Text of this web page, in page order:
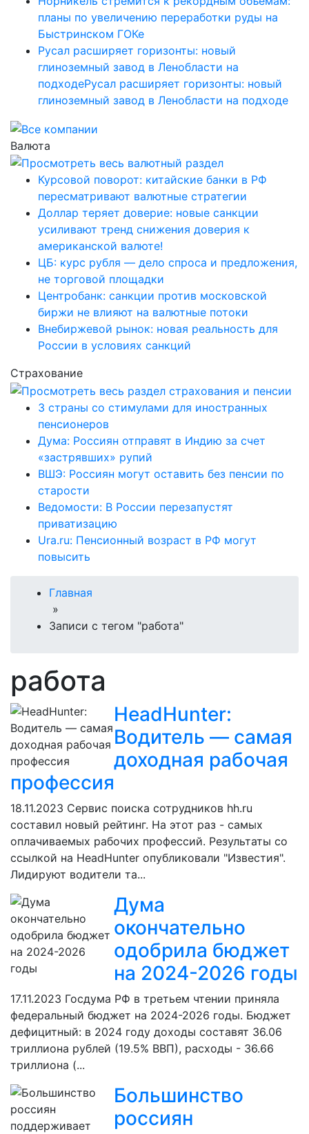
планы по увеличению переработки руды на
Быстринском ГОКе
Русал расширяет горизонты: новый
глиноземный завод в Ленобласти на
подходеРусал расширяет горизонты: новый
глиноземный завод в Ленобласти на подходе
Валюта
Курсовой поворот: китайские банки в РФ
пересматривают валютные стратегии
Доллар теряет доверие: новые санкции
усиливают тренд снижения доверия к
американской валюте!
ЦБ: курс рубля — дело спроса и предложения,
не торговой площадки
Центробанк: санкции против московской
биржи не влияют на валютные потоки
Внебиржевой рынок: новая реальность для
России в условиях санкций
Страхование
3 страны со стимулами для иностранных
пенсионеров
Дума: Россиян отправят в Индию за счет
«застрявших» рупий
ВШЭ: Россиян могут оставить без пенсии по
старости
Ведомости: В России перезапустят
приватизацию
Ura.ru: Пенсионный возраст в РФ могут
повысить
Главная
»
Записи с тегом "работа"
работа
HeadHunter:
Водитель — самая
доходная рабочая
профессия
18.11.2023 Сервис поиска сотрудников hh.ru
составил новый рейтинг. На этот раз - самых
оплачиваемых рабочих профессий. Результаты со
ссылкой на HeadHunter опубликовали "Известия".
Лидируют водители та...
Дума
окончательно
одобрила бюджет
на 2024-2026 годы
17.11.2023 Госдума РФ в третьем чтении приняла
федеральный бюджет на 2024-2026 годы. Бюджет
дефицитный: в 2024 году доходы составят 36.06
триллиона рублей (19.5% ВВП), расходы - 36.66
триллиона (...
Большинство
россиян